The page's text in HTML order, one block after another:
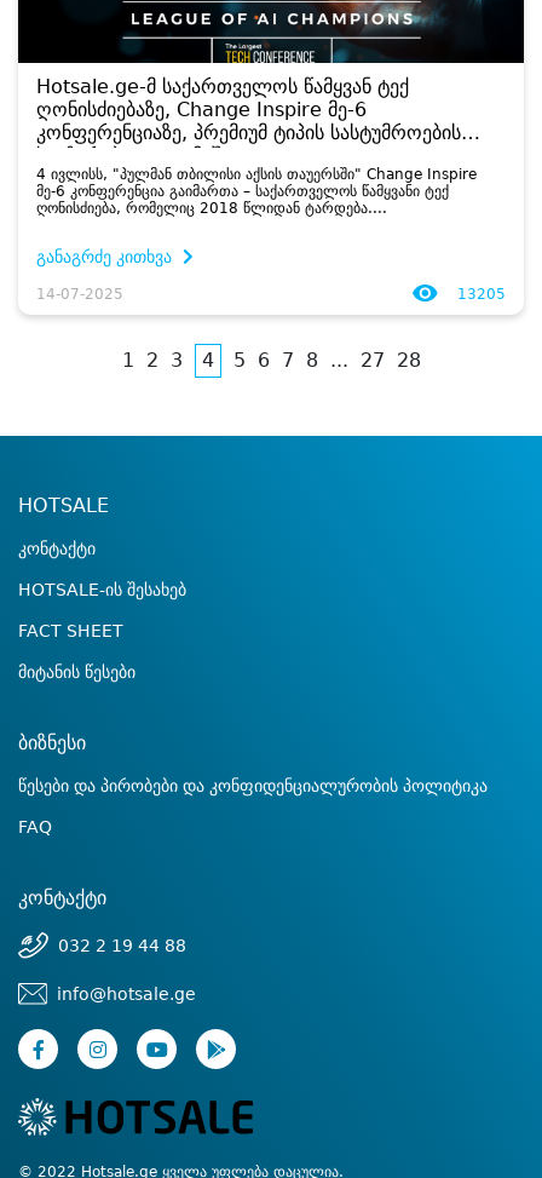
Hotsale.ge-მ საქართველოს წამყვან ტექ
ღონისძიებაზე, Change Inspire მე-6
კონფერენციაზე, პრემიუმ ტიპის სასტუმროების
საგზურები გაათამაშა
4 ივლისს, "პულმან თბილისი აქსის თაუერსში" Change Inspire
მე-6 კონფერენცია გაიმართა – საქართველოს წამყვანი ტექ
ღონისძიება, რომელიც 2018 წლიდან ტარდება....
განაგრძე კითხვა
14-07-2025 13205
1 2 3 4 5 6 7 8 ... 27 28
HOTSALE
კონტაქტი
HOTSALE-ის შესახებ
FACT SHEET
მიტანის წესები
ბიზნესი
წესები და პირობები და კონფიდენციალურობის პოლიტიკა
FAQ
კონტაქტი
032 2 19 44 88
info@hotsale.ge
© 2022 Hotsale.ge ყველა უფლება დაცულია.